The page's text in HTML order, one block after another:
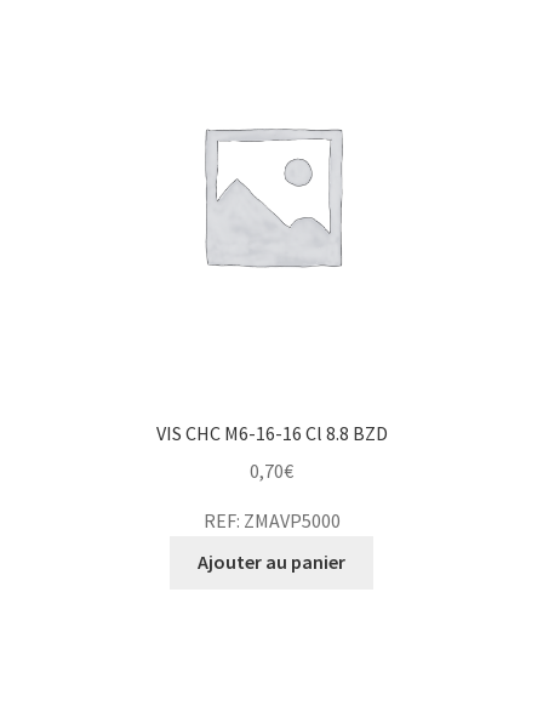
VIS CHC M6-16-16 Cl 8.8 BZD
0,70€
REF: ZMAVP5000
Ajouter au panier